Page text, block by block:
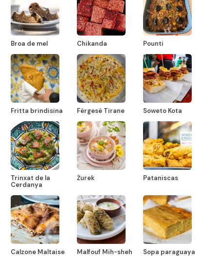
Broa de mel Chikanda Pounti
Fritta brindisina Fërgesë Tirane Soweto Kota
Trinxat de la
Cerdanya
Żurek Pataniscas
Calzone Maltaise Malfouf Mih-sheh Sopa paraguaya